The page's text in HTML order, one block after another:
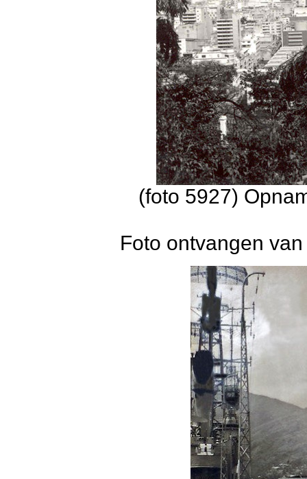
(foto 5927)
Foto ontvangen